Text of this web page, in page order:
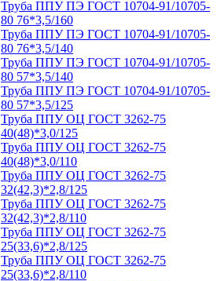
Труба ППУ ПЭ ГОСТ 10704-91/10705-
80 76*3,5/160
Труба ППУ ПЭ ГОСТ 10704-91/10705-
80 76*3,5/140
Труба ППУ ПЭ ГОСТ 10704-91/10705-
80 57*3,5/140
Труба ППУ ПЭ ГОСТ 10704-91/10705-
80 57*3,5/125
Труба ППУ ОЦ ГОСТ 3262-75
40(48)*3,0/125
Труба ППУ ОЦ ГОСТ 3262-75
40(48)*3,0/110
Труба ППУ ОЦ ГОСТ 3262-75
32(42,3)*2,8/125
Труба ППУ ОЦ ГОСТ 3262-75
32(42,3)*2,8/110
Труба ППУ ОЦ ГОСТ 3262-75
25(33,6)*2,8/125
Труба ППУ ОЦ ГОСТ 3262-75
25(33,6)*2,8/110